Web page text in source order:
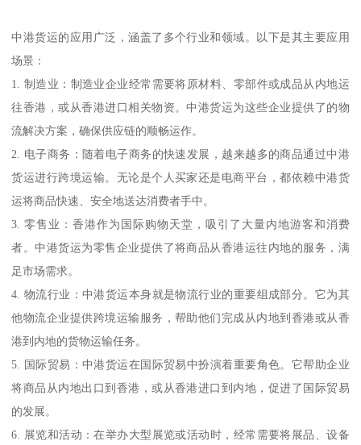
中港货运的应用广泛，涵盖了多个行业和领域。以下是其主要应用
场景：
1. 制造业：制造业企业经常需要将原材料、零部件或成品从内地运
往香港，或从香港进口相关物资。中港货运为这些企业提供了的物
流解决方案，确保供应链的顺畅运作。
2. 电子商务：随着电子商务的快速发展，越来越多的商品通过中港
货运进行跨境运输。无论是个人买家还是电商平台，都依赖中港货
运将商品快速、安全地送达消费者手中。
3. 零售业：香港作为国际购物天堂，吸引了大量内地游客和消费
者。中港货运为零售企业提供了将商品从香港运往内地的服务，满
足市场需求。
4. 物流行业：中港货运本身就是物流行业的重要组成部分。它为其
他物流企业提供跨境运输服务，帮助他们完成从内地到香港或从香
港到内地的货物运输任务。
5. 国际贸易：中港货运在国际贸易中扮演着重要角色。它帮助企业
将商品从内地出口到香港，或从香港进口到内地，促进了国际贸易
的发展。
6. 展览和活动：在举办大型展览或活动时，经常需要将展品、设备